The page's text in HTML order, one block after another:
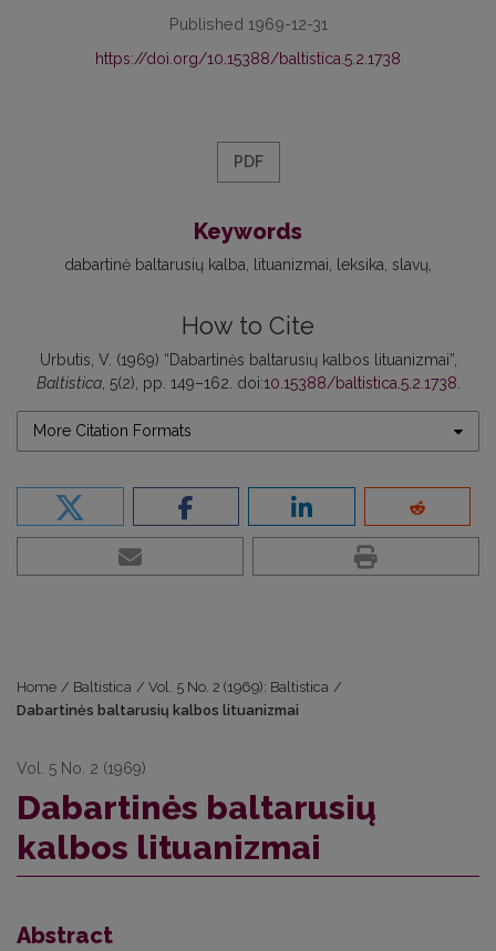
Published 1969-12-31
https://doi.org/10.15388/baltistica.5.2.1738
PDF
Keywords
dabartinė baltarusių kalba lituanizmai leksika slavų
How to Cite
Urbutis, V. (1969) “Dabartinės baltarusių kalbos lituanizmai”,
Baltistica, 5(2), pp. 149–162. doi:10.15388/baltistica.5.2.1738
More Citation Formats
Home / Baltistica / Vol. 5 No. 2 (1969): Baltistica /
Dabartinės baltarusių kalbos lituanizmai
Vol. 5 No. 2 (1969)
Dabartinės baltarusių
kalbos lituanizmai
Abstract